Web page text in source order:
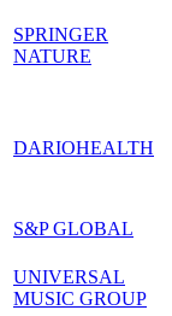
SPRINGER
NATURE
DARIOHEALTH
S&P GLOBAL
UNIVERSAL
MUSIC GROUP